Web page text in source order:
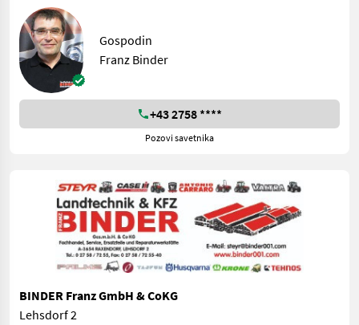
Gospodin
Franz Binder
+43 2758 ****
Pozovi savetnika
BINDER Franz GmbH & CoKG
Lehsdorf 2